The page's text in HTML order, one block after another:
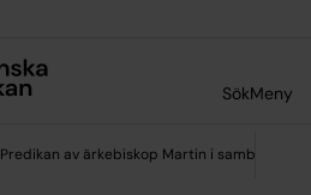
SökMeny
Predikan av ärkebiskop Martin i samband